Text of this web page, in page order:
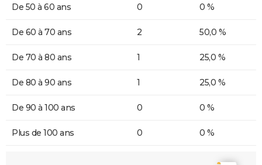
De 50 à 60 ans 0 0 %
De 60 à 70 ans 2 50,0 %
De 70 à 80 ans 1 25,0 %
De 80 à 90 ans 1 25,0 %
De 90 à 100 ans 0 0 %
Plus de 100 ans 0 0 %